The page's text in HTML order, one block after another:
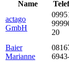
Name
actago
GmbH
20
Baier
Marianne